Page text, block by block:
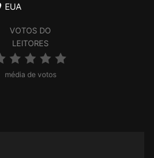
VOTOS DO
LEITORES
média de votos
EUA